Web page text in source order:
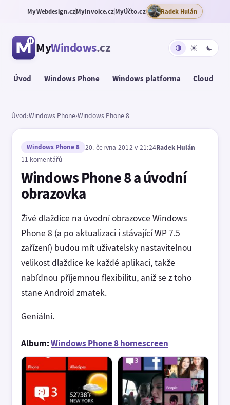
MyWebdesign.czMyInvoice.czMyÚčto.cz Radek Hulán
MyWindows.cz
Úvod Windows Phone Windows platforma Cloud
Úvod›Windows Phone›Windows Phone 8
Windows Phone 8 20. června 2012 v 21:24Radek Hulán
11 komentářů
Windows Phone 8 a úvodní
obrazovka
Živé dlaždice na úvodní obrazovce Windows
Phone 8 (a po aktualizaci i stávající WP 7.5
zařízení) budou mít uživatelsky nastavitelnou
velikost dlaždice ke každé aplikaci, takže
nabídnou příjemnou flexibilitu, aniž se z toho
stane Android zmatek.
Geniální.
Album:Windows Phone 8 homescreen